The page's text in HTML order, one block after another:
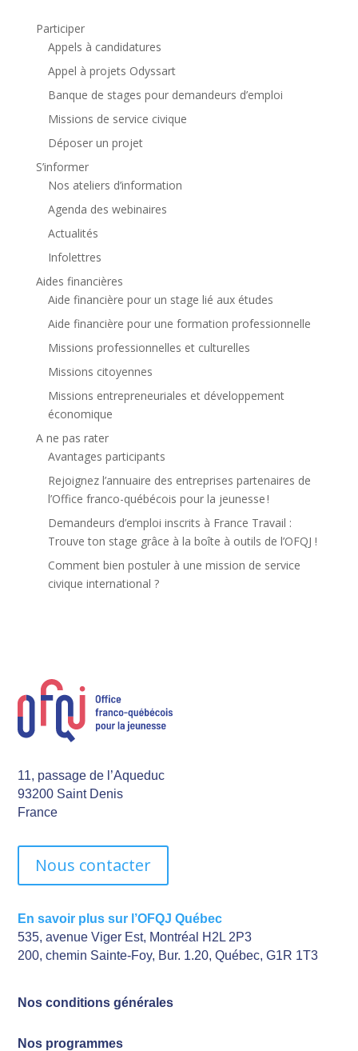
Participer
Appels à candidatures
Appel à projets Odyssart
Banque de stages pour demandeurs d’emploi
Missions de service civique
Déposer un projet
S’informer
Nos ateliers d’information
Agenda des webinaires
Actualités
Infolettres
Aides financières
Aide financière pour un stage lié aux études
Aide financière pour une formation professionnelle
Missions professionnelles et culturelles
Missions citoyennes
Missions entrepreneuriales et développement
économique
A ne pas rater
Avantages participants
Rejoignez l’annuaire des entreprises partenaires de
l’Office franco-québécois pour la jeunesse !
Demandeurs d’emploi inscrits à France Travail :
Trouve ton stage grâce à la boîte à outils de l’OFQJ !
Comment bien postuler à une mission de service
civique international ?
11, passage de l’Aqueduc
93200 Saint Denis
France
Nous contacter
En savoir plus sur l’OFQJ Québec
535, avenue Viger Est, Montréal H2L 2P3
200, chemin Sainte-Foy, Bur. 1.20, Québec, G1R 1T3
Nos conditions générales
Nos programmes